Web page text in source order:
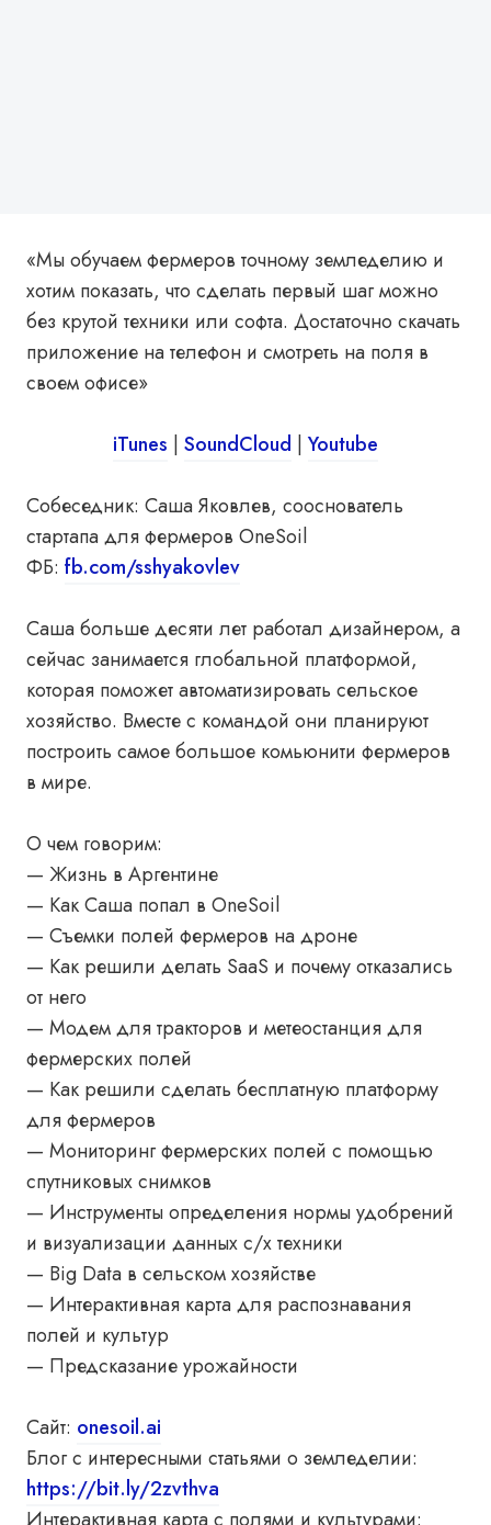
«Мы обучаем фермеров точному земледелию и
хотим показать, что сделать первый шаг можно
без крутой техники или софта. Достаточно скачать
приложение на телефон и смотреть на поля в
своем офисе»
iTunes | SoundCloud | Youtube
Собеседник: Саша Яковлев, сооснователь
стартапа для фермеров OneSoil
ФБ: fb.com/sshyakovlev
Саша больше десяти лет работал дизайнером, а
сейчас занимается глобальной платформой,
которая поможет автоматизировать сельское
хозяйство. Вместе с командой они планируют
построить самое большое комьюнити фермеров
в мире.
О чем говорим:
— Жизнь в Аргентине
— Как Саша попал в OneSoil
— Съемки полей фермеров на дроне
— Как решили делать SaaS и почему отказались
от него
— Модем для тракторов и метеостанция для
фермерских полей
— Как решили сделать бесплатную платформу
для фермеров
— Мониторинг фермерских полей с помощью
спутниковых снимков
— Инструменты определения нормы удобрений
и визуализации данных c/х техники
— Big Data в сельском хозяйстве
— Интерактивная карта для распознавания
полей и культур
— Предсказание урожайности
Сайт: onesoil.ai
Блог с интересными статьями о земледелии:
https://bit.ly/2zvthva